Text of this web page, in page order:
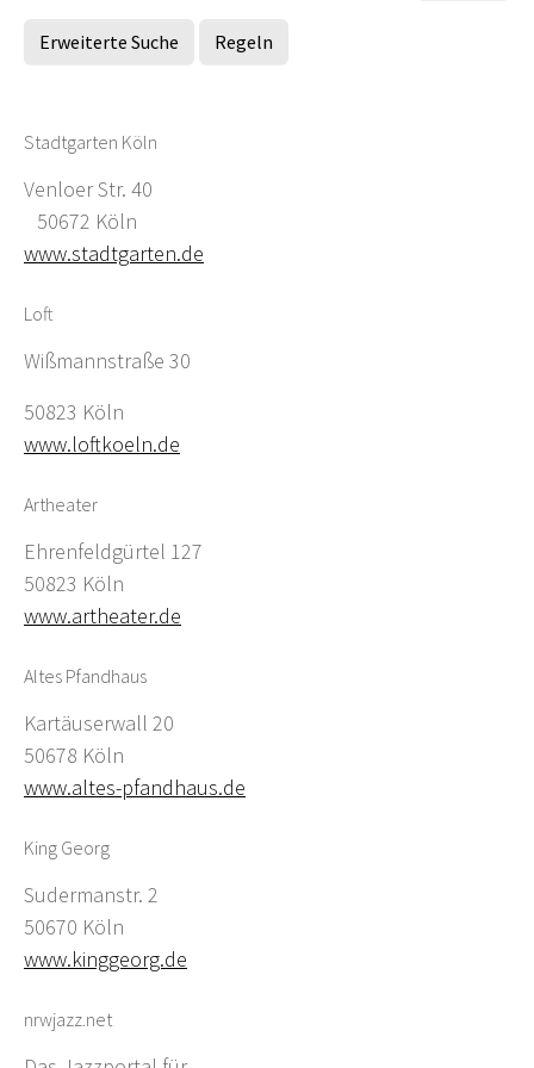
Erweiterte Suche Regeln
Stadtgarten Köln
Venloer Str. 40
50672 Köln
www.stadtgarten.de
Loft
Wißmannstraße 30
50823 Köln
www.loftkoeln.de
Artheater
Ehrenfeldgürtel 127
50823 Köln
www.artheater.de
Altes Pfandhaus
Kartäuserwall 20
50678 Köln
www.altes-pfandhaus.de
King Georg
Sudermanstr. 2
50670 Köln
www.kinggeorg.de
nrwjazz.net